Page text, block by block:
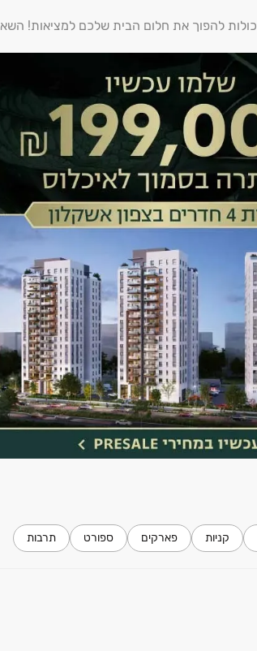
להפוך את חלום הבית שלכם למציאות!
קניות פארקים ספורט תרבות